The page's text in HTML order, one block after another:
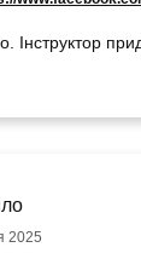
Інструктор
2025